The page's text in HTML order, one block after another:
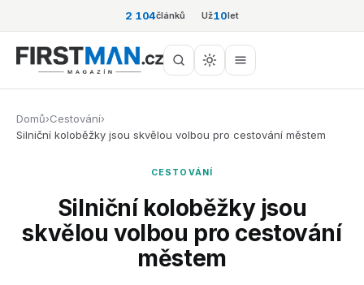
2 104článků Už10let
Domů›Cestování›
Silniční koloběžky jsou skvělou volbou pro cestování městem
CESTOVÁNÍ
Silniční koloběžky jsou
skvělou volbou pro cestování
městem